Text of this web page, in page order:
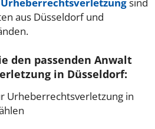
Urheberrechtsverletzungsind
aus Düsseldorf und
den passenden Anwalt
in Düsseldorf:
Urheberrechtsverletzung in